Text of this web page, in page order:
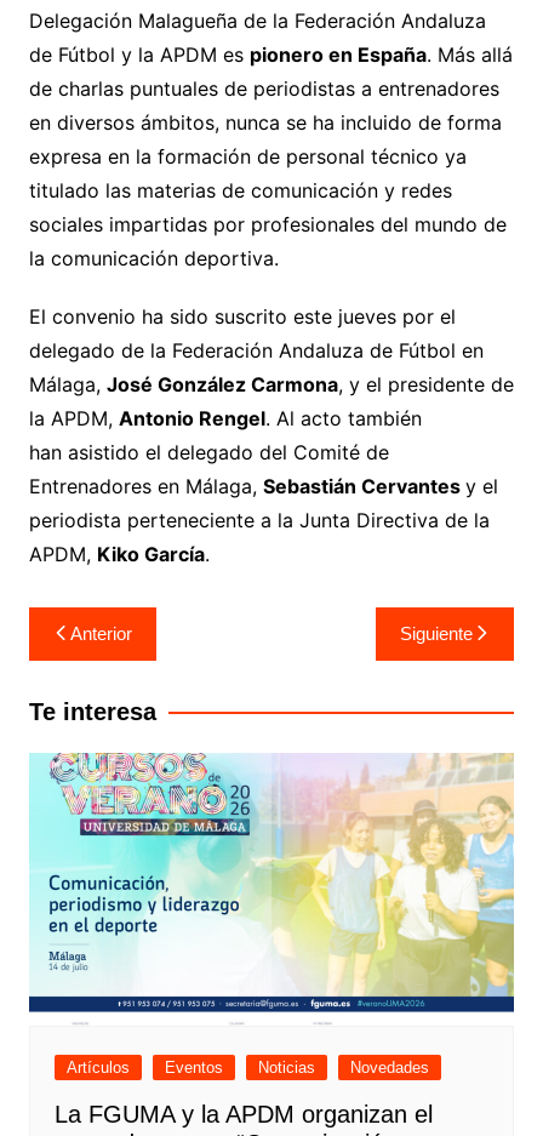
Delegación Malagueña de la Federación Andaluza
de Fútbol y la APDM es pionero en España. Más allá
de charlas puntuales de periodistas a entrenadores
en diversos ámbitos, nunca se ha incluido de forma
expresa en la formación de personal técnico ya
titulado las materias de comunicación y redes
sociales impartidas por profesionales del mundo de
la comunicación deportiva.
El convenio ha sido suscrito este jueves por el
delegado de la Federación Andaluza de Fútbol en
Málaga, José González Carmona, y el presidente de
la APDM, Antonio Rengel. Al acto también
han asistido el delegado del Comité de
Entrenadores en Málaga, Sebastián Cervantes y el
periodista perteneciente a la Junta Directiva de la
APDM, Kiko García.
Anterior Siguiente
Te interesa
Artículos Eventos Noticias Novedades
La FGUMA y la APDM organizan el